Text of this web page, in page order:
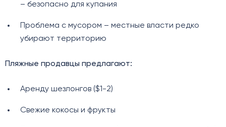
– безопасно для купания
Проблема с мусором – местные власти редко
убирают территорию
Пляжные продавцы предлагают:
Аренду шезлонгов ($1-2)
Свежие кокосы и фрукты